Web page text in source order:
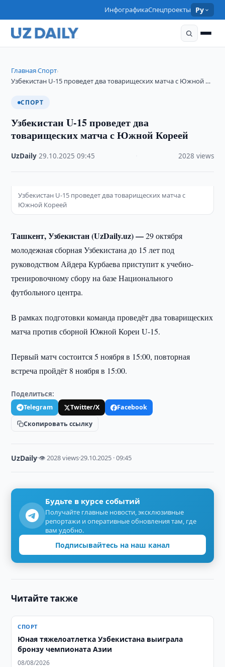
ИнфографикаСпецпроекты Ру
Главная›Спорт›
Узбекистан U-15 проведет два товарищеских матча с Южной …
СПОРТ
Узбекистан U-15 проведет два
товарищеских матча с Южной Кореей
UzDaily ·29.10.2025 ·09:45 2028 views
Узбекистан U-15 проведет два товарищеских матча с
Южной Кореей
Ташкент, Узбекистан (UzDaily.uz) —29 октября
молодежная сборная Узбекистана до 15 лет под
руководством Айдера Курбаева приступит к учебно-
тренировочному сбору на базе Национального
футбольного центра.
В рамках подготовки команда проведёт два товарищеских
матча против сборной Южной Кореи U-15.
Первый матч состоится 5 ноября в 15:00, повторная
встреча пройдёт 8 ноября в 15:00.
Поделиться:
Telegram Twitter/X
Facebook
Скопировать ссылку
UzDaily·👁 2028 views·29.10.2025 · 09:45
Будьте в курсе событий
Получайте главные новости, эксклюзивные
репортажи и оперативные обновления там, где
вам удобно.
Подписывайтесь на наш канал
Читайте также
СПОРТ
Юная тяжелоатлетка Узбекистана выиграла
бронзу чемпионата Азии
08/08/2026